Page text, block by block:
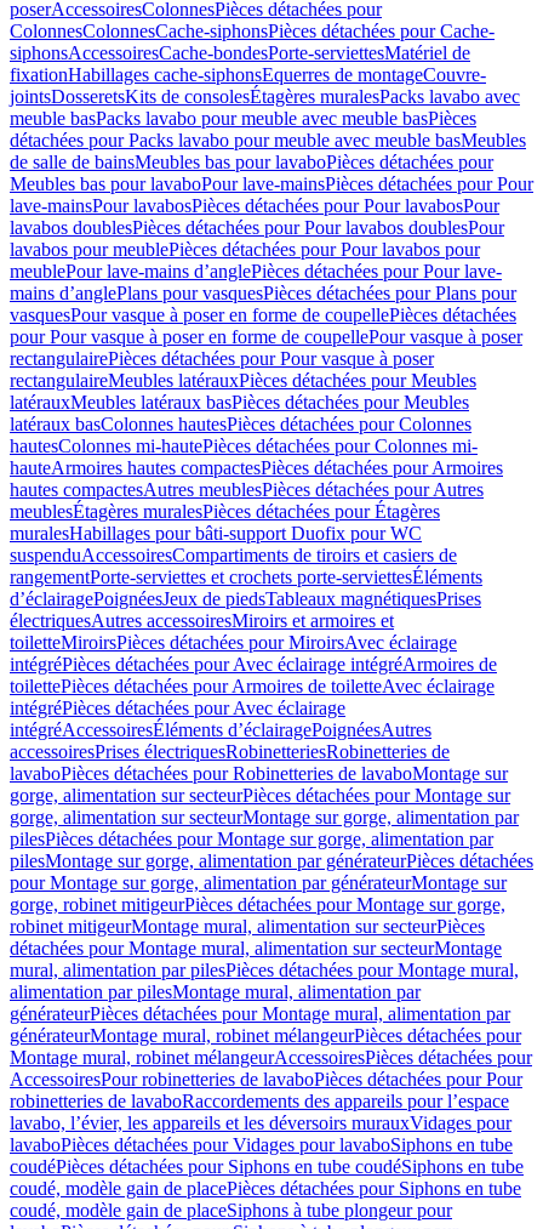
poserAccessoiresColonnesPièces détachées pour
ColonnesColonnesCache-siphonsPièces détachées pour Cache-
siphonsAccessoiresCache-bondesPorte-serviettesMatériel de
fixationHabillages cache-siphonsEquerres de montageCouvre-
jointsDosseretsKits de consolesÉtagères muralesPacks lavabo avec
meuble basPacks lavabo pour meuble avec meuble basPièces
détachées pour Packs lavabo pour meuble avec meuble basMeubles
de salle de bainsMeubles bas pour lavaboPièces détachées pour
Meubles bas pour lavaboPour lave-mainsPièces détachées pour Pour
lave-mainsPour lavabosPièces détachées pour Pour lavabosPour
lavabos doublesPièces détachées pour Pour lavabos doublesPour
lavabos pour meublePièces détachées pour Pour lavabos pour
meublePour lave-mains d’anglePièces détachées pour Pour lave-
mains d’anglePlans pour vasquesPièces détachées pour Plans pour
vasquesPour vasque à poser en forme de coupellePièces détachées
pour Pour vasque à poser en forme de coupellePour vasque à poser
rectangulairePièces détachées pour Pour vasque à poser
rectangulaireMeubles latérauxPièces détachées pour Meubles
latérauxMeubles latéraux basPièces détachées pour Meubles
latéraux basColonnes hautesPièces détachées pour Colonnes
hautesColonnes mi-hautePièces détachées pour Colonnes mi-
hauteArmoires hautes compactesPièces détachées pour Armoires
hautes compactesAutres meublesPièces détachées pour Autres
meublesÉtagères muralesPièces détachées pour Étagères
muralesHabillages pour bâti-support Duofix pour WC
suspenduAccessoiresCompartiments de tiroirs et casiers de
rangementPorte-serviettes et crochets porte-serviettesÉléments
d’éclairagePoignéesJeux de piedsTableaux magnétiquesPrises
électriquesAutres accessoiresMiroirs et armoires et
toiletteMiroirsPièces détachées pour MiroirsAvec éclairage
intégréPièces détachées pour Avec éclairage intégréArmoires de
toilettePièces détachées pour Armoires de toiletteAvec éclairage
intégréPièces détachées pour Avec éclairage
intégréAccessoiresÉléments d’éclairagePoignéesAutres
accessoiresPrises électriquesRobinetteriesRobinetteries de
lavaboPièces détachées pour Robinetteries de lavaboMontage sur
gorge, alimentation sur secteurPièces détachées pour Montage sur
gorge, alimentation sur secteurMontage sur gorge, alimentation par
pilesPièces détachées pour Montage sur gorge, alimentation par
pilesMontage sur gorge, alimentation par générateurPièces détachées
pour Montage sur gorge, alimentation par générateurMontage sur
gorge, robinet mitigeurPièces détachées pour Montage sur gorge,
robinet mitigeurMontage mural, alimentation sur secteurPièces
détachées pour Montage mural, alimentation sur secteurMontage
mural, alimentation par pilesPièces détachées pour Montage mural,
alimentation par pilesMontage mural, alimentation par
générateurPièces détachées pour Montage mural, alimentation par
générateurMontage mural, robinet mélangeurPièces détachées pour
Montage mural, robinet mélangeurAccessoiresPièces détachées pour
AccessoiresPour robinetteries de lavaboPièces détachées pour Pour
robinetteries de lavaboRaccordements des appareils pour l’espace
lavabo, l’évier, les appareils et les déversoirs murauxVidages pour
lavaboPièces détachées pour Vidages pour lavaboSiphons en tube
coudéPièces détachées pour Siphons en tube coudéSiphons en tube
coudé, modèle gain de placePièces détachées pour Siphons en tube
coudé, modèle gain de placeSiphons à tube plongeur pour